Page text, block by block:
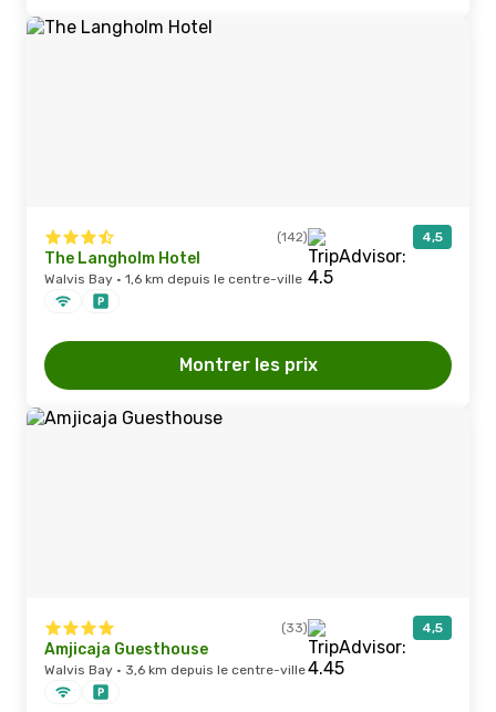
(142) 4,5
The Langholm Hotel
Walvis Bay · 1,6 km depuis le centre-ville
Montrer les prix
(33) 4,5
Amjicaja Guesthouse
Walvis Bay · 3,6 km depuis le centre-ville